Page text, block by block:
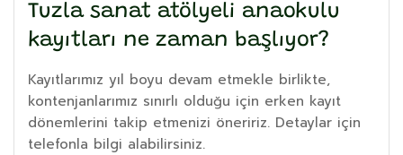
Tuzla sanat atölyeli anaokulu
kayıtları ne zaman başlıyor?
Kayıtlarımız yıl boyu devam etmekle birlikte,
kontenjanlarımız sınırlı olduğu için erken kayıt
dönemlerini takip etmenizi öneririz. Detaylar için
telefonla bilgi alabilirsiniz.